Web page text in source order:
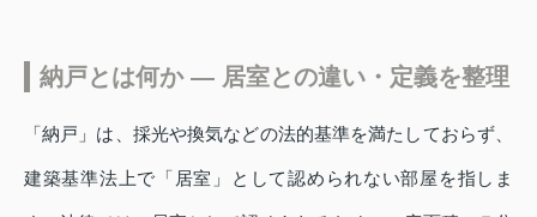
納戸とは何か ― 居室との違い・定義を整理
「納戸」は、採光や換気などの法的基準を満たしておらず、
建築基準法上で「居室」として認められない部屋を指しま